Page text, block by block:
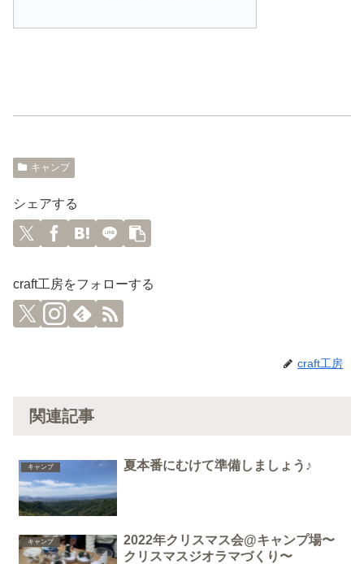
キャンプ
シェアする
craft工房をフォローする
craft工房
関連記事
キャンプ 夏本番にむけて準備しましょう♪
キャンプ
2022年クリスマス会@キャンプ場〜
クリスマスジオラマづくり〜